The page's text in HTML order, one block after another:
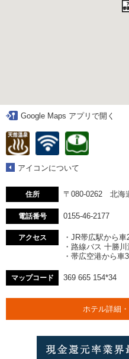
Google Maps アプリで開く
アイコンについて
住所 〒080-0262 北海
電話番号 0155-46-2177
アクセス
・JR帯広駅から車
・路線バス 十勝
・帯広空港から車
マップコード 369 665 154*34
ホテル詳細